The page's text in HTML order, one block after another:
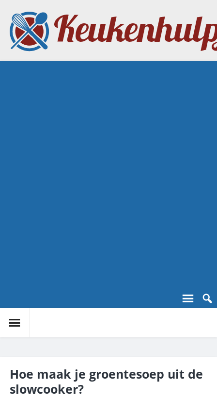
Hoe maak je groentesoep uit de
slowcooker?